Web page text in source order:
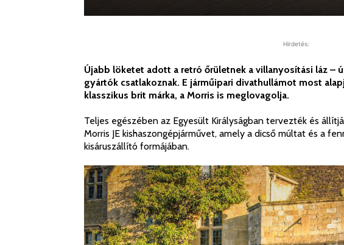
Hirdetés:
Újabb löketet adott a retró őrületnek a villanyosítási láz –
gyártók csatlakoznak. E járműipari divathullámot most
klasszikus brit márka, a Morris is meglovagolja.
Teljes egészében az Egyesült Királyságban tervezték és
Morris JE kishaszongépjárművet, amely a dicső múltat és a
kisáruszállító formájában.